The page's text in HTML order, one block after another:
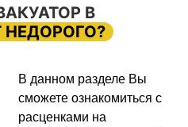
В
НЕДОРОГО?
В данном разделе Вы
сможете ознакомиться с
расценками на